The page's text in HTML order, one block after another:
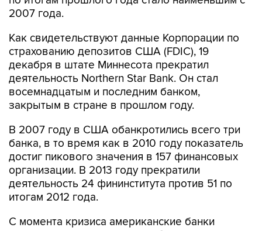
2007 года.
Как свидетельствуют данные Корпорации по
страхованию депозитов США (FDIC), 19
декабря в штате Миннесота прекратил
деятельность Northern Star Bank. Он стал
восемнадцатым и последним банком,
закрытым в стране в прошлом году.
В 2007 году в США обанкротились всего три
банка, в то время как в 2010 году показатель
достиг пикового значения в 157 финансовых
организации. В 2013 году прекратили
деятельность 24 фининститута против 51 по
итогам 2012 года.
С момента кризиса американские банки